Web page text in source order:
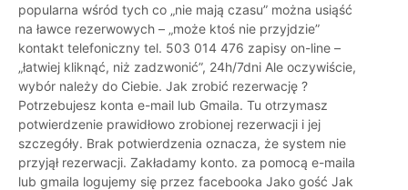
popularna wśród tych co „nie mają czasu” można usiąść
na ławce rezerwowych – „może ktoś nie przyjdzie”
kontakt telefoniczny tel. 503 014 476 zapisy on-line –
„łatwiej kliknąć, niż zadzwonić”, 24h/7dni Ale oczywiście,
wybór należy do Ciebie. Jak zrobić rezerwację ?
Potrzebujesz konta e-mail lub Gmaila. Tu otrzymasz
potwierdzenie prawidłowo zrobionej rezerwacji i jej
szczegóły. Brak potwierdzenia oznacza, że system nie
przyjął rezerwacji. Zakładamy konto. za pomocą e-maila
lub gmaila logujemy się przez facebooka Jako gość Jak